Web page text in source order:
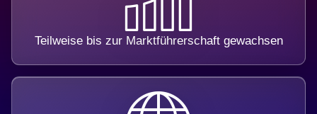
Teilweise bis zur Marktführerschaft gewachsen